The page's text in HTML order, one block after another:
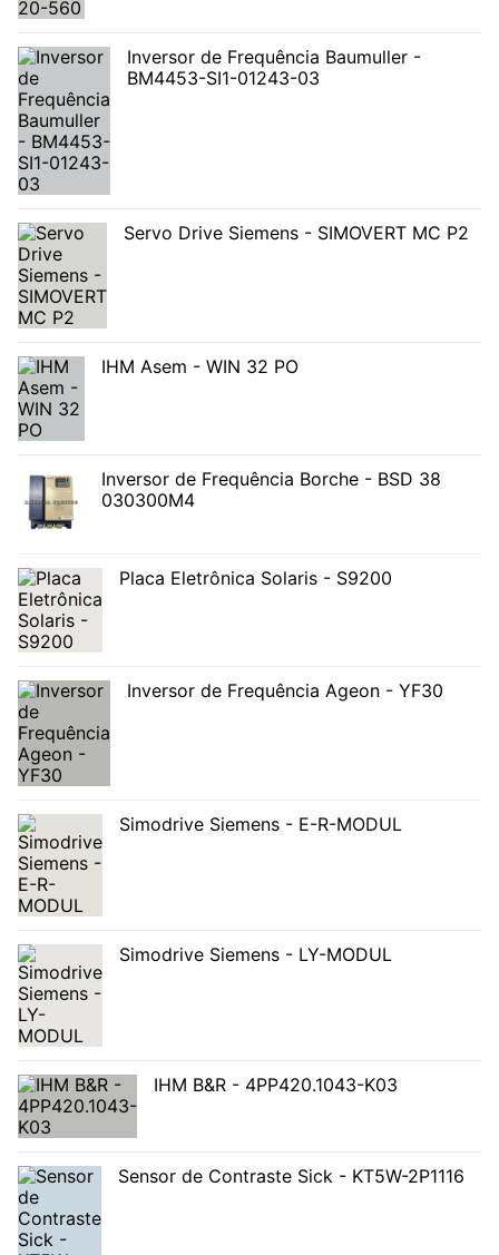
Inversor de Frequência Baumuller -
BM4453-SI1-01243-03
Servo Drive Siemens - SIMOVERT MC P2
IHM Asem - WIN 32 PO
Inversor de Frequência Borche - BSD 38
030300M4
Placa Eletrônica Solaris - S9200
Inversor de Frequência Ageon - YF30
Simodrive Siemens - E-R-MODUL
Simodrive Siemens - LY-MODUL
IHM B&R - 4PP420.1043-K03
Sensor de Contraste Sick - KT5W-2P1116